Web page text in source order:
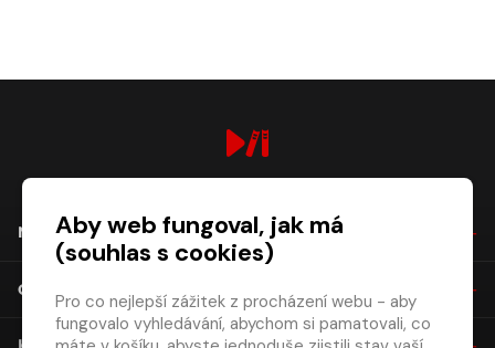
NÁKUP
O SPOLEČNOSTI
Aby web fungoval, jak má
(souhlas s cookies)
Pro co nejlepší zážitek z procházení webu - aby
fungovalo vyhledávání, abychom si pamatovali, co